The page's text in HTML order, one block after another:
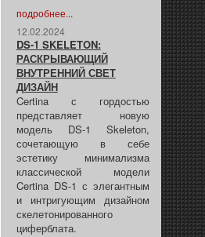
подробнее...
12.02.2024
DS-1 SKELETON:
РАСКРЫВАЮЩИЙ
ВНУТРЕННИЙ СВЕТ
ДИЗАЙН
Certina с гордостью
представляет новую
модель DS-1 Skeleton,
сочетающую в себе
эстетику минимализма
классической модели
Certina DS-1 с элегантным
и интригующим дизайном
скелетонированного
циферблата.